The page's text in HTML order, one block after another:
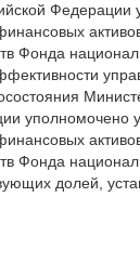
Федерации
Фонда
уполномочено
Фонда
долей,